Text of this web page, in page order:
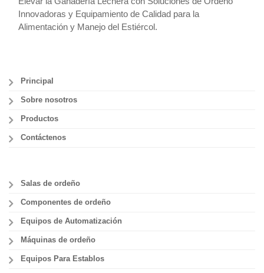
Innovadoras y Equipamiento de Calidad para la
Alimentación y Manejo del Estiércol.
Principal
Sobre nosotros
Productos
Contáctenos
Salas de ordeño
Componentes de ordeño
Equipos de Automatización
Máquinas de ordeño
Equipos Para Establos